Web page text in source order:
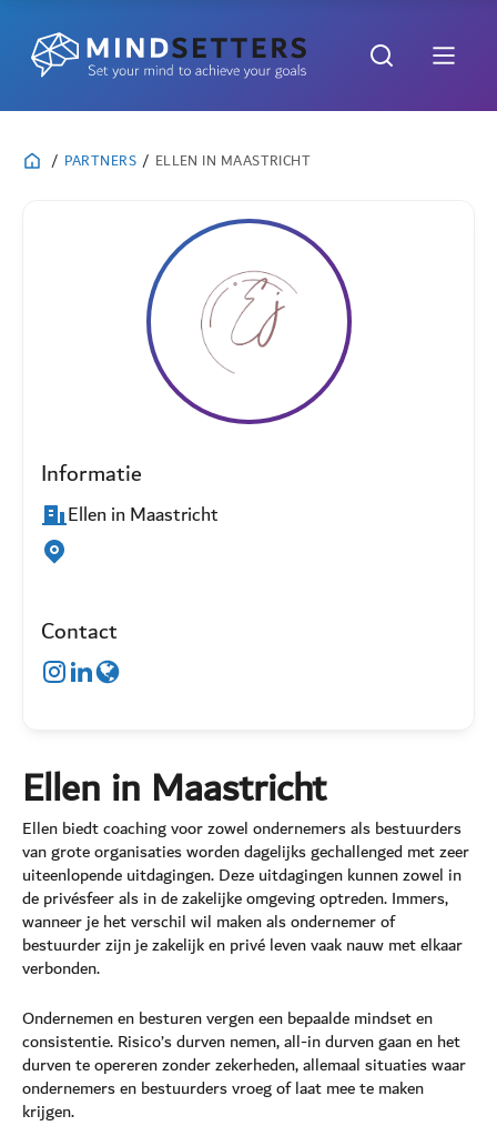
/ PARTNERS / ELLEN IN MAASTRICHT
Informatie
Ellen in Maastricht
Contact
Ellen in Maastricht
Ellen biedt coaching voor zowel ondernemers als bestuurders
van grote organisaties worden dagelijks gechallenged met zeer
uiteenlopende uitdagingen. Deze uitdagingen kunnen zowel in
de privésfeer als in de zakelijke omgeving optreden. Immers,
wanneer je het verschil wil maken als ondernemer of
bestuurder zijn je zakelijk en privé leven vaak nauw met elkaar
verbonden.
Ondernemen en besturen vergen een bepaalde mindset en
consistentie. Risico’s durven nemen, all-in durven gaan en het
durven te opereren zonder zekerheden, allemaal situaties waar
ondernemers en bestuurders vroeg of laat mee te maken
krijgen.